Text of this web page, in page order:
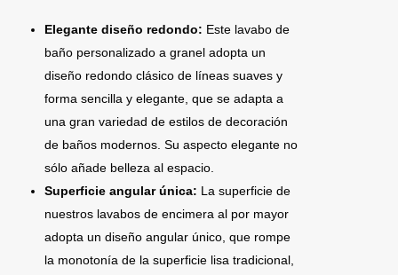
Elegante diseño redondo: Este lavabo de
baño personalizado a granel adopta un
diseño redondo clásico de líneas suaves y
forma sencilla y elegante, que se adapta a
una gran variedad de estilos de decoración
de baños modernos. Su aspecto elegante no
sólo añade belleza al espacio.
Superficie angular única: La superficie de
nuestros lavabos de encimera al por mayor
adopta un diseño angular único, que rompe
la monotonía de la superficie lisa tradicional,